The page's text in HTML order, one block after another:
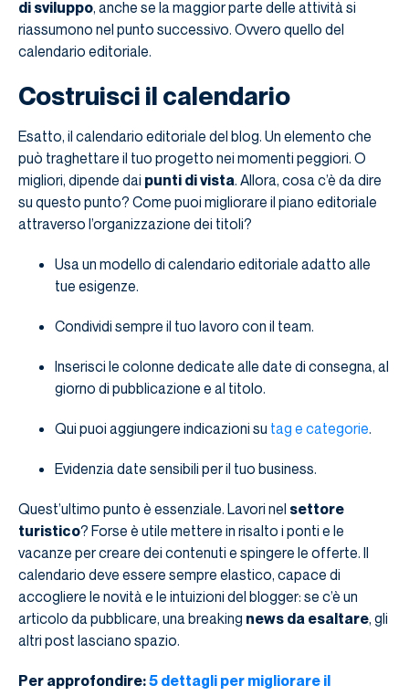
di sviluppo, anche se la maggior parte delle attività si
riassumono nel punto successivo. Ovvero quello del
calendario editoriale.
Costruisci il calendario
Esatto, il calendario editoriale del blog. Un elemento che
può traghettare il tuo progetto nei momenti peggiori. O
migliori, dipende dai punti di vista. Allora, cosa c’è da dire
su questo punto? Come puoi migliorare il piano editoriale
attraverso l’organizzazione dei titoli?
Usa un modello di calendario editoriale adatto alle
tue esigenze.
Condividi sempre il tuo lavoro con il team.
Inserisci le colonne dedicate alle date di consegna, al
giorno di pubblicazione e al titolo.
Qui puoi aggiungere indicazioni su tag e categorie.
Evidenzia date sensibili per il tuo business.
Quest’ultimo punto è essenziale. Lavori nel settore
turistico? Forse è utile mettere in risalto i ponti e le
vacanze per creare dei contenuti e spingere le offerte. Il
calendario deve essere sempre elastico, capace di
accogliere le novità e le intuizioni del blogger: se c’è un
articolo da pubblicare, una breaking news da esaltare, gli
altri post lasciano spazio.
Per approfondire:5 dettagli per migliorare il